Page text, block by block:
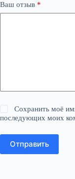
Ваш отзыв *
Сохранить моё
последующих моих
Отправить